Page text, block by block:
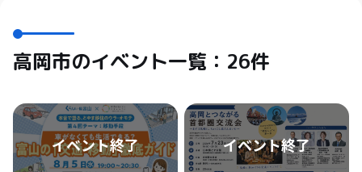
高岡市のイベント一覧：26件